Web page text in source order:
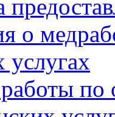
о
услугах
по